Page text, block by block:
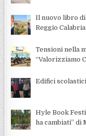
Il nuovo libro
Reggio Calabria
Tensioni nella
“Valorizziamo
Edifici
Hyle Book
ha cambiati” di